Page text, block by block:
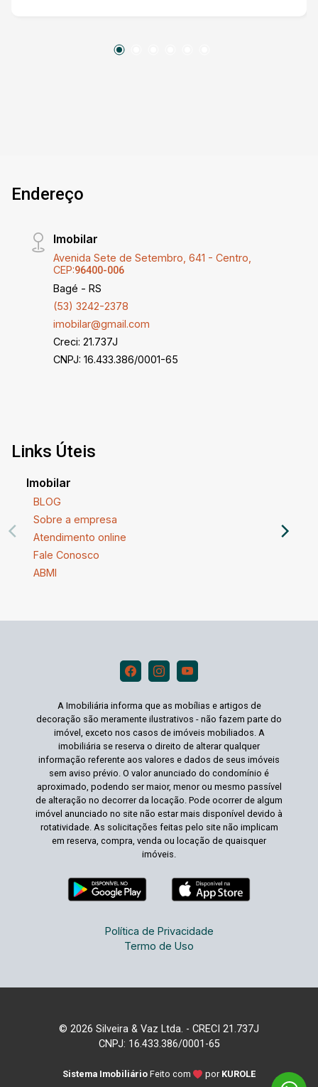
Endereço
Imobilar
Avenida Sete de Setembro, 641 - Centro,
CEP:96400-006
Bagé - RS
(53) 3242-2378
imobilar@gmail.com
Creci: 21.737J
CNPJ: 16.433.386/0001-65
Links Úteis
Imobilar
BLOG
Sobre a empresa
Atendimento online
Fale Conosco
ABMI
A Imobiliária informa que as mobílias e artigos de
decoração são meramente ilustrativos - não fazem parte do
imóvel, exceto nos casos de imóveis mobiliados. A
imobiliária se reserva o direito de alterar qualquer
informação referente aos valores e dados de seus imóveis
sem aviso prévio. O valor anunciado do condomínio é
aproximado, podendo ser maior, menor ou mesmo passível
de alteração no decorrer da locação. Pode ocorrer de algum
imóvel anunciado no site não estar mais disponível devido à
rotatividade. As solicitações feitas pelo site não implicam
em reserva, compra, venda ou locação de quaisquer
imóveis.
Política de Privacidade
Termo de Uso
© 2026 Silveira & Vaz Ltda. - CRECI 21.737J
CNPJ: 16.433.386/0001-65
Sistema Imobiliário Feito com por KUROLE